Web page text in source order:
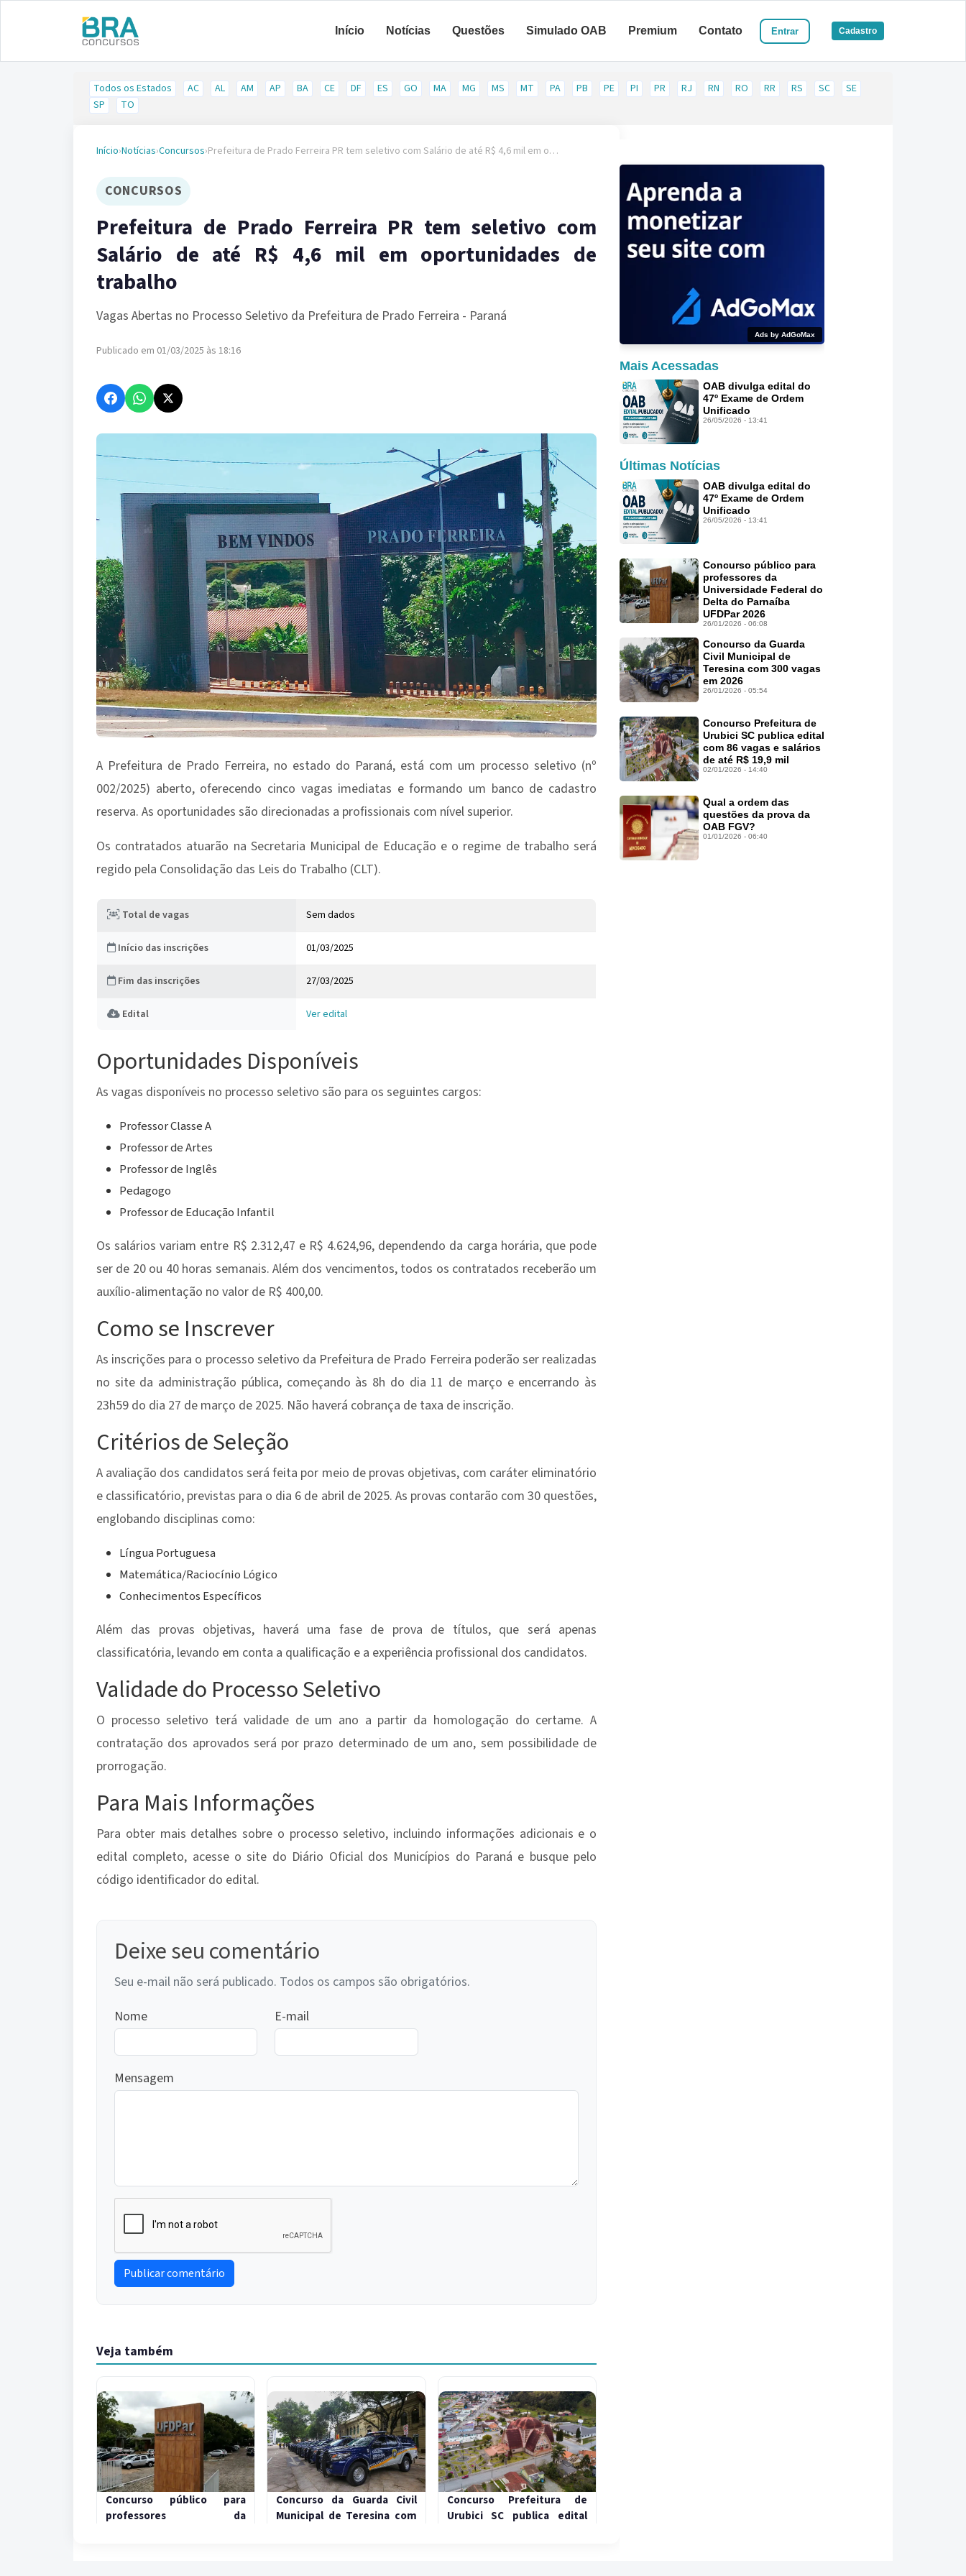
Início Notícias Questões Simulado OAB Premium Contato Entrar Cadastro
Todos os Estados AC AL AM AP BA CE DF ES GO MA MG MS MT PA PB PE PI PR RJ RN RO RR RS SC
SE
SP
TO
Início›Notícias›Concursos›Prefeitura de Prado Ferreira PR tem seletivo com Salário de até R$ 4,6 mil em o…
CONCURSOS
Prefeitura de Prado Ferreira PR tem seletivo com
Salário de até R$ 4,6 mil em oportunidades de
trabalho
Vagas Abertas no Processo Seletivo da Prefeitura de Prado Ferreira - Paraná
Publicado em 01/03/2025 às 18:16
A Prefeitura de Prado Ferreira, no estado do Paraná, está com um processo seletivo (nº
002/2025) aberto, oferecendo cinco vagas imediatas e formando um banco de cadastro
reserva. As oportunidades são direcionadas a profissionais com nível superior.
Os contratados atuarão na Secretaria Municipal de Educação e o regime de trabalho será
regido pela Consolidação das Leis do Trabalho (CLT).
Total de vagas Sem dados
Início das inscrições 01/03/2025
Fim das inscrições 27/03/2025
Edital Ver edital
Oportunidades Disponíveis
As vagas disponíveis no processo seletivo são para os seguintes cargos:
Professor Classe A
Professor de Artes
Professor de Inglês
Pedagogo
Professor de Educação Infantil
Os salários variam entre R$ 2.312,47 e R$ 4.624,96, dependendo da carga horária, que pode
ser de 20 ou 40 horas semanais. Além dos vencimentos, todos os contratados receberão um
auxílio-alimentação no valor de R$ 400,00.
Como se Inscrever
As inscrições para o processo seletivo da Prefeitura de Prado Ferreira poderão ser realizadas
no site da administração pública, começando às 8h do dia 11 de março e encerrando às
23h59 do dia 27 de março de 2025. Não haverá cobrança de taxa de inscrição.
Critérios de Seleção
A avaliação dos candidatos será feita por meio de provas objetivas, com caráter eliminatório
e classificatório, previstas para o dia 6 de abril de 2025. As provas contarão com 30 questões,
englobando disciplinas como:
Língua Portuguesa
Matemática/Raciocínio Lógico
Conhecimentos Específicos
Além das provas objetivas, haverá uma fase de prova de títulos, que será apenas
classificatória, levando em conta a qualificação e a experiência profissional dos candidatos.
Validade do Processo Seletivo
O processo seletivo terá validade de um ano a partir da homologação do certame. A
contratação dos aprovados será por prazo determinado de um ano, sem possibilidade de
prorrogação.
Para Mais Informações
Para obter mais detalhes sobre o processo seletivo, incluindo informações adicionais e o
edital completo, acesse o site do Diário Oficial dos Municípios do Paraná e busque pelo
código identificador do edital.
Deixe seu comentário
Seu e-mail não será publicado. Todos os campos são obrigatórios.
Nome
E-mail
Mensagem
Publicar comentário
Veja também
Concurso público para
professores da
Concurso da Guarda Civil
Municipal de Teresina com
Concurso Prefeitura de
Urubici SC publica edital
Ads by AdGoMax
Mais Acessadas
OAB divulga edital do
47º Exame de Ordem
Unificado
26/05/2026 - 13:41
Últimas Notícias
OAB divulga edital do
47º Exame de Ordem
Unificado
26/05/2026 - 13:41
Concurso público para
professores da
Universidade Federal do
Delta do Parnaíba
UFDPar 2026
26/01/2026 - 06:08
Concurso da Guarda
Civil Municipal de
Teresina com 300 vagas
em 2026
26/01/2026 - 05:54
Concurso Prefeitura de
Urubici SC publica edital
com 86 vagas e salários
de até R$ 19,9 mil
02/01/2026 - 14:40
Qual a ordem das
questões da prova da
OAB FGV?
01/01/2026 - 06:40